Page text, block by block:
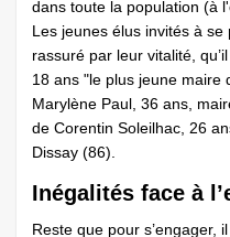
dans toute la population (à
Les jeunes élus invités à se
rassuré par leur vitalité,
18 ans "le plus jeune maire
Marylène Paul, 36 ans,
de Corentin Soleilhac, 26
Dissay (86).
Inégalités face à
Reste que pour s’engager,